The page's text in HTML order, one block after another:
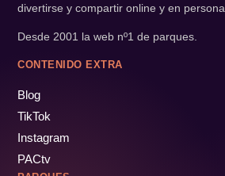
divertirse y compartir online y en persona.
Desde 2001 la web nº1 de parques.
CONTENIDO EXTRA
Blog
TikTok
Instagram
PACtv